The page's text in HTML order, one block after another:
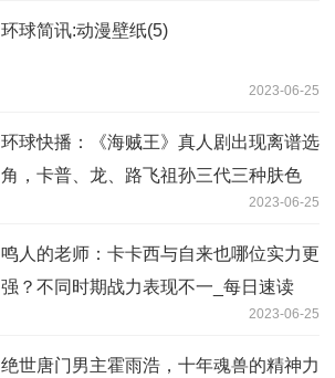
环球简讯:动漫壁纸(5)
2023-06-25
环球快播：《海贼王》真人剧出现离谱选
角，卡普、龙、路飞祖孙三代三种肤色
2023-06-25
鸣人的老师：卡卡西与自来也哪位实力更
强？不同时期战力表现不一_每日速读
2023-06-25
绝世唐门男主霍雨浩，十年魂兽的精神力